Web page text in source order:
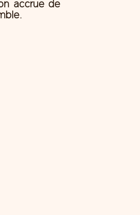
accrue de